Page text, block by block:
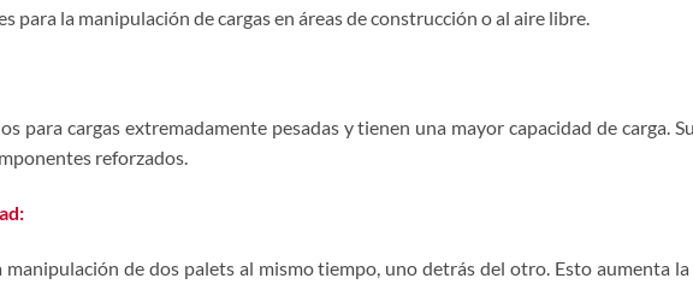
para la manipulación de cargas en áreas de construcción o al aire libre.
para cargas extremadamente pesadas y tienen una mayor capacidad de carga.
reforzados.
de dos palets al mismo tiempo, uno detrás del otro. Esto aumenta la